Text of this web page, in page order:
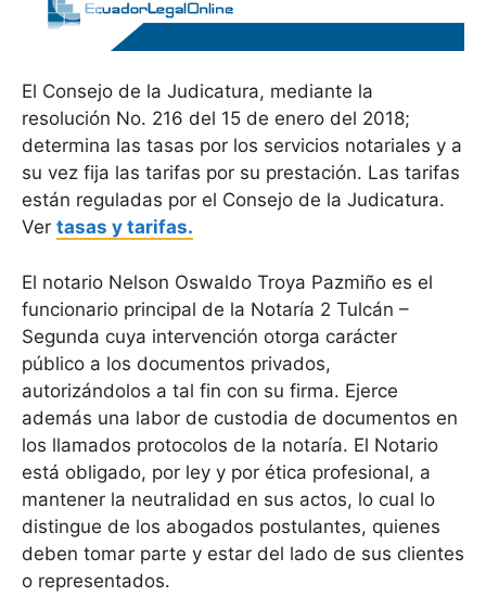
El Consejo de la Judicatura, mediante la
resolución No. 216 del 15 de enero del 2018;
determina las tasas por los servicios notariales y a
su vez fija las tarifas por su prestación. Las tarifas
están reguladas por el Consejo de la Judicatura.
Ver tasas y tarifas.
El notario Nelson Oswaldo Troya Pazmiño es el
funcionario principal de la Notaría 2 Tulcán –
Segunda cuya intervención otorga carácter
público a los documentos privados,
autorizándolos a tal fin con su firma. Ejerce
además una labor de custodia de documentos en
los llamados protocolos de la notaría. El Notario
está obligado, por ley y por ética profesional, a
mantener la neutralidad en sus actos, lo cual lo
distingue de los abogados postulantes, quienes
deben tomar parte y estar del lado de sus clientes
o representados.